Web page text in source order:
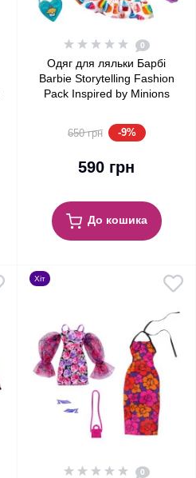
0
Одяг для ляльки Барбі
Barbie Storytelling Fashion
Pack Inspired by Minions
Accessories
650 грн -9%
590 грн
До кошика
Хіт
0